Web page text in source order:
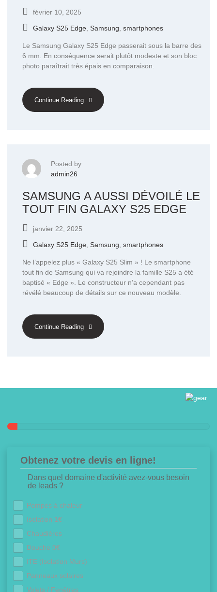
février 10, 2025
Galaxy S25 Edge Samsung smartphones
Le Samsung Galaxy S25 Edge passerait sous la barre des
6 mm. En conséquence serait plutôt modeste et son bloc
photo paraîtrait très épais en comparaison.
Continue Reading
Posted by
admin26
SAMSUNG A AUSSI DÉVOILÉ LE
TOUT FIN GALAXY S25 EDGE
janvier 22, 2025
Galaxy S25 Edge Samsung smartphones
Ne l’appelez plus « Galaxy S25 Slim » ! Le smartphone
tout fin de Samsung qui va rejoindre la famille S25 a été
baptisé « Edge ». Le constructeur n’a cependant pas
révélé beaucoup de détails sur ce nouveau modèle.
Continue Reading
Obtenez votre devis en ligne!
Dans quel domaine d'activité avez-vous besoin
de leads ?
Pompes à chaleur
Isolation 1€
Chaudières
Douche 0€
ITE (Isolation Murs)
Panneaux solaires
Volets / Fenêtres